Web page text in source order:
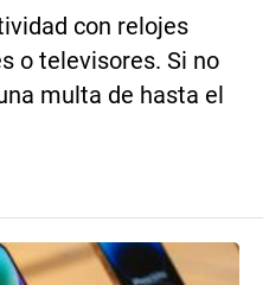
con relojes
o televisores. Si no
multa de hasta el